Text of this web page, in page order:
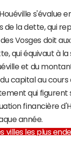
s'évalue
de la dette, qui
Vosges doit
qui équivaut à
et du
capital au cours
qui figurent
financière
année.
villes les plus